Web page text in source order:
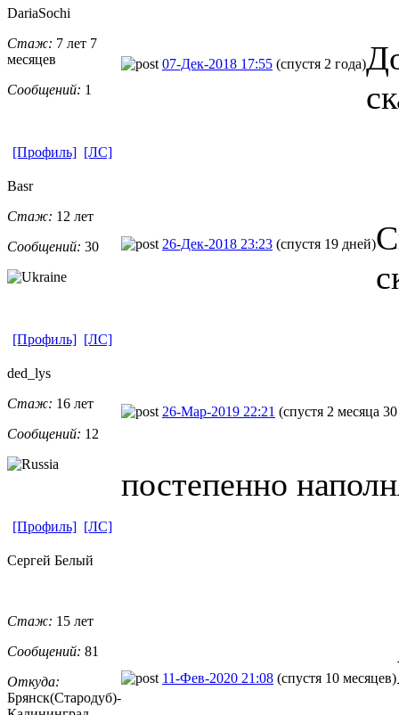
DariaSochi
Стаж: 7 лет 7
месяцев
Сообщений: 1
07-Дек-2018 17:55 (спустя 2 года)
[Профиль] [ЛС]
Basr
Стаж: 12 лет
Сообщений: 30 26-Дек-2018 23:23 (спустя 19 дней)
[Профиль] [ЛС]
ded_lys
Стаж: 16 лет
Сообщений: 12
26-Мар-2019 22:21 (спустя 2 месяца
постепенно
[Профиль] [ЛС]
Сергей Белый
Стаж: 15 лет
Сообщений: 81
Откуда:
Брянск(Стародуб)-
11-Фев-2020 21:08 (спустя 10 месяцев)